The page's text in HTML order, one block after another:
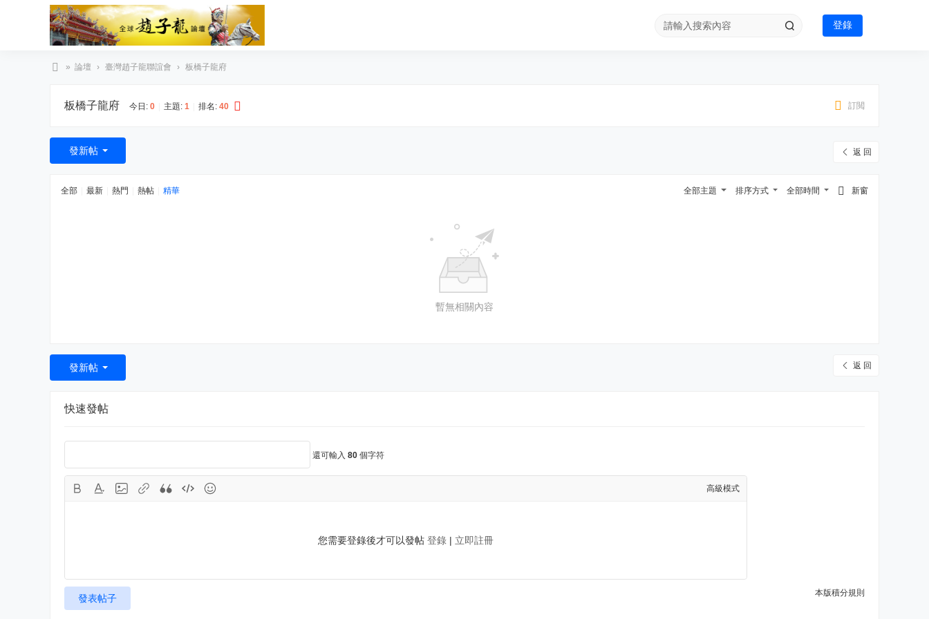
登錄
龍
» 論壇 › 臺灣趙子龍聯誼會 › 板橋子龍府
訂閲
板橋子龍府 今日: 0 主題: 1 排名: 40
返 回
發新帖
新窗
全部時間
排序方式
全部主題
全部 最新 熱門 熱帖 精華
暫無相關內容
返 回
發新帖
快速發帖
還可輸入 80 個字符
高級模式
您需要登錄後才可以發帖 登錄 | 立即註冊
本版積分規則
發表帖子